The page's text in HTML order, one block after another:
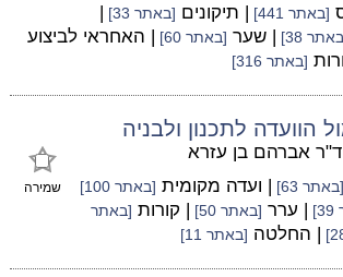
[באתר 441] | תיקונים [באתר 33]
|
38] | שער [באתר 60]
| האחראי לביצוע
[באתר 316]
הוועדה לתכנון ולבניה
שמירה
ד"ר אברהם בן עזרא
[באתר 63] | ועדה מקומית [באתר 100]
| ערר [באתר 50] | קורות [באתר
| החלטה [באתר 11]